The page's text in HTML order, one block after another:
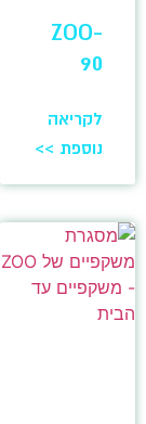
ZOO-
90
לקריאה
נוספת >>